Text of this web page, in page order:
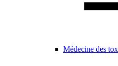
Médecine des